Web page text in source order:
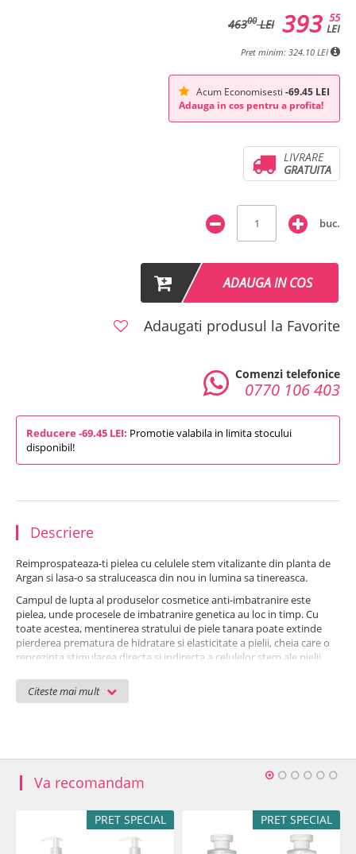
46300LEI 55
LEI
393
Pret minim: 324.10 LEI
Acum Economisesti -69.45 LEI
Adauga in cos pentru a profita!
LIVRARE
GRATUITA
buc.
ADAUGA IN COS
Adaugati produsul la Favorite
Comenzi telefonice
0770 106 403
Reducere -69.45 LEI: Promotie valabila in limita stocului
disponibil!
Descriere
Citeste mai mult
Reimprospateaza-ti pielea cu celulele stem vitalizante din planta de
Argan si lasa-o sa straluceasca din nou in lumina sa tinereasca.
Campul de lupta al produselor cosmetice anti-imbatranire este
pielea, unde procesele de imbatranire genetica au loc in timp. Cu
toate acestea, mentinerea stratului de piele tanara poate extinde
pierderea prematura de hidratare si elasticitate a pielii, cheia care o
reprezinta stimularea directa si indirecta a celulelor stem ale pielii
capabile in mod unic sa fie absorbite in straturile mai adanci si acolo
pentru a proteja si revitaliza celulele stem dermice responsabile de
celulelor stem de Argan va ajuta sa va mentineti celulele pielii
proaspete si revitalizate. Lotiunea demachianta micelara inclusa in
pachet ajuta la curatarea eficienta a pielii de murdaria uleioasa si
reziduuri de machiaj care se acumuleaza in timpul zilei pe fata. In
paralel, crema de noapte si serul renew va reinnoiesc pielea din
interior, vitalizand celulele stem proprii pielii. Recomandat pentru
Va recomandam
PRET SPECIAL PRET SPECIAL